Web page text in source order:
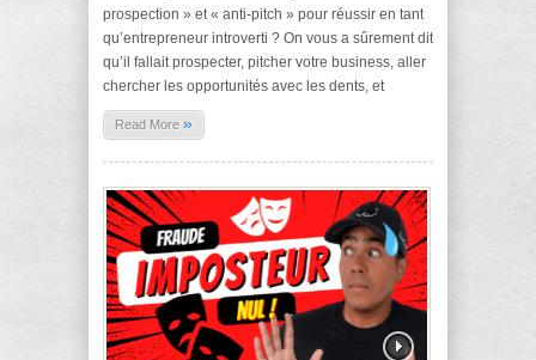
prospection » et « anti-pitch » pour réussir en tant
qu’entrepreneur introverti ? On vous a sûrement dit
qu’il fallait prospecter, pitcher votre business, aller
chercher les opportunités avec les dents, et
Read More »